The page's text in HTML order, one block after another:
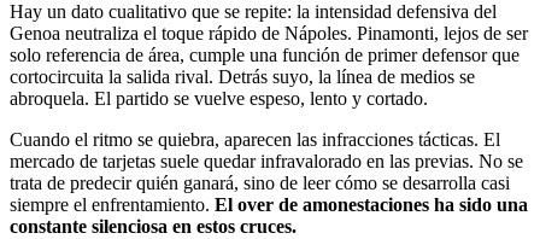
Hay un dato cualitativo que se repite: la intensidad defensiva del
Genoa neutraliza el toque rápido de Nápoles. Pinamonti, lejos de ser
solo referencia de área, cumple una función de primer defensor que
cortocircuita la salida rival. Detrás suyo, la línea de medios se
abroquela. El partido se vuelve espeso, lento y cortado.
Cuando el ritmo se quiebra, aparecen las infracciones tácticas. El
mercado de tarjetas suele quedar infravalorado en las previas. No se
trata de predecir quién ganará, sino de leer cómo se desarrolla casi
siempre el enfrentamiento. El over de amonestaciones ha sido una
constante silenciosa en estos cruces.